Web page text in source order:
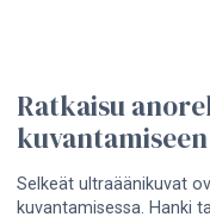
Ratkaisu
kuvantamiseen
Selkeät ultraäänikuvat
kuvantamisessa. Hanki